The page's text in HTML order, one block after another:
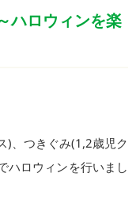
ハロウィンを楽
)、つきぐみ(1,2歳児ク
ハロウィンを行いまし